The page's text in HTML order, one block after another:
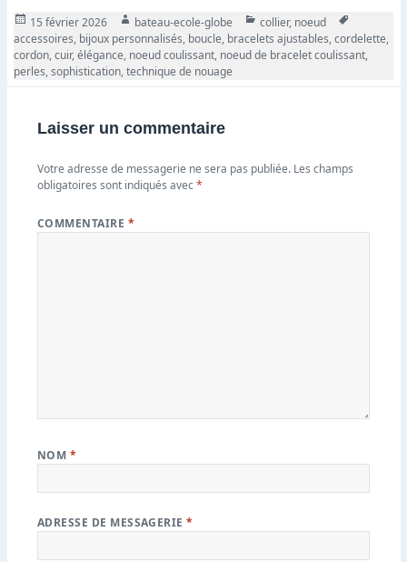
Publié
le
15 février 2026 Auteur
bateau-ecole-globe Catégories
collier, noeud
accessoires, bijoux personnalisés, boucle, bracelets ajustables,cordelette,
cordon,cuir,élégance, noeud coulissant, noeud de bracelet coulissant,
perles,sophistication,technique de nouage
Laisser un commentaire
Votre adresse de messagerie ne sera pas publiée. Les champs
obligatoires sont indiqués avec*
COMMENTAIRE *
NOM *
ADRESSE DE MESSAGERIE*